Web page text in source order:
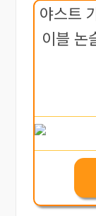
야스트
이블 논